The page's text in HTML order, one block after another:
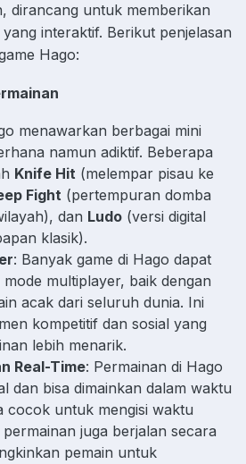
dirancang untuk memberikan
interaktif. Berikut penjelasan
Hago:
menawarkan berbagai mini
namun adiktif. Beberapa
Knife Hit (melempar pisau ke
Fight (pertempuran domba
dan Ludo (versi digital
klasik).
: Banyak game di Hago dapat
multiplayer, baik dengan
acak dari seluruh dunia. Ini
kompetitif dan sosial yang
lebih menarik.
Real-Time: Permainan di Hago
dan bisa dimainkan dalam waktu
cocok untuk mengisi waktu
juga berjalan secara
pemain untuk